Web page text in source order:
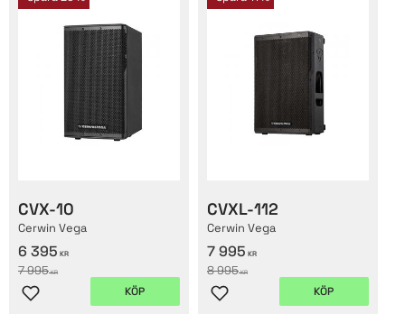
CVX-10
Cerwin Vega
6 395 KR
7 995KR
Lägg till i favoriter
KÖP
CVXL-112
Cerwin Vega
7 995 KR
8 995KR
Lägg till i favoriter
KÖP